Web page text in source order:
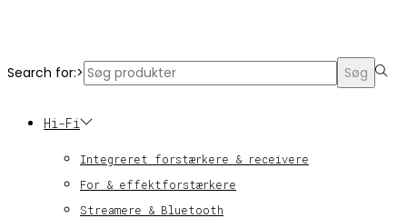
Search for:> Søg
Hi-Fi
Integreret forstærkere & receivere
For & effektforstærkere
Streamere & Bluetooth